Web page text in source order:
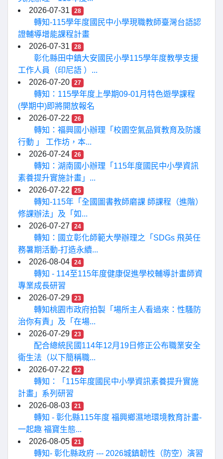
2026-07-31
28
轉知-115學年度國民中小學現職教師臺灣台語認
證輔導增能課程計畫
2026-07-31
28
彰化縣田中鎮大安國民小學115學年度教學支援
工作人員（印尼語 ）...
2026-07-20
27
轉知：115學年度上學期09-01月特色遊學課程
(學期中)即將開放報名
2026-07-22
26
轉知：福興國小辦理「校園空氣品質教育及防護
行動 」 工作坊，本...
2026-07-24
26
轉知：湖南國小辦理「115年度國民中小學資訊
素養提升實施計畫」...
2026-07-22
25
轉知-115年「全國圖書教師磨課 師課程（進階）
修課辦法」及「如...
2026-07-27
24
轉知：國立彰化師範大學辦理之「SDGs 飛英任
務暑期活動-打造永續...
2026-08-04
24
轉知 - 114至115年度健康促進學校輔導計畫師資
專業成長研習
2026-07-29
23
轉知桃園市政府拍製「場所主人看過來：性騷防
治你有責」及「在場...
2026-07-29
23
配合總統民國114年12月19日修正公布職業安全
衛生法（以下簡稱職...
2026-07-22
22
轉知：「115年度國民中小學資訊素養提升實施
計畫」系列研習
2026-08-03
21
轉知 - 彰化縣115年度 福興鄉濕地環境教育計畫-
一起趣 福寶生態...
2026-08-05
21
轉知- 彰化縣政府 --- 2026城鎮韌性（防空）演習